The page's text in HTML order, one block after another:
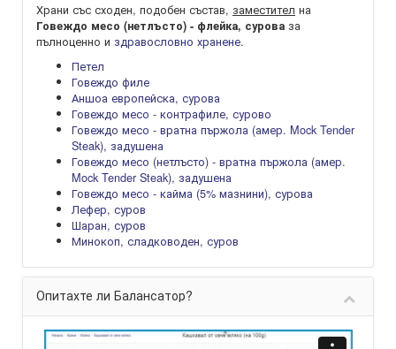
Храни със сходен, подобен състав, заместител на
Говеждо месо (нетлъсто) - флейка, сурова за
пълноценно и здравословно хранене.
Петел
Говеждо филе
Аншоа европейска, сурова
Говеждо месо - контрафиле, сурово
Говеждо месо - вратна пържола (амер. Mock Tender
Steak), задушена
Говеждо месо (нетлъсто) - вратна пържола (амер.
Mock Tender Steak), задушена
Говеждо месо - кайма (5% мазнини), сурова
Лефер, суров
Шаран, суров
Минокоп, сладководен, суров
Опитахте ли Балансатор?